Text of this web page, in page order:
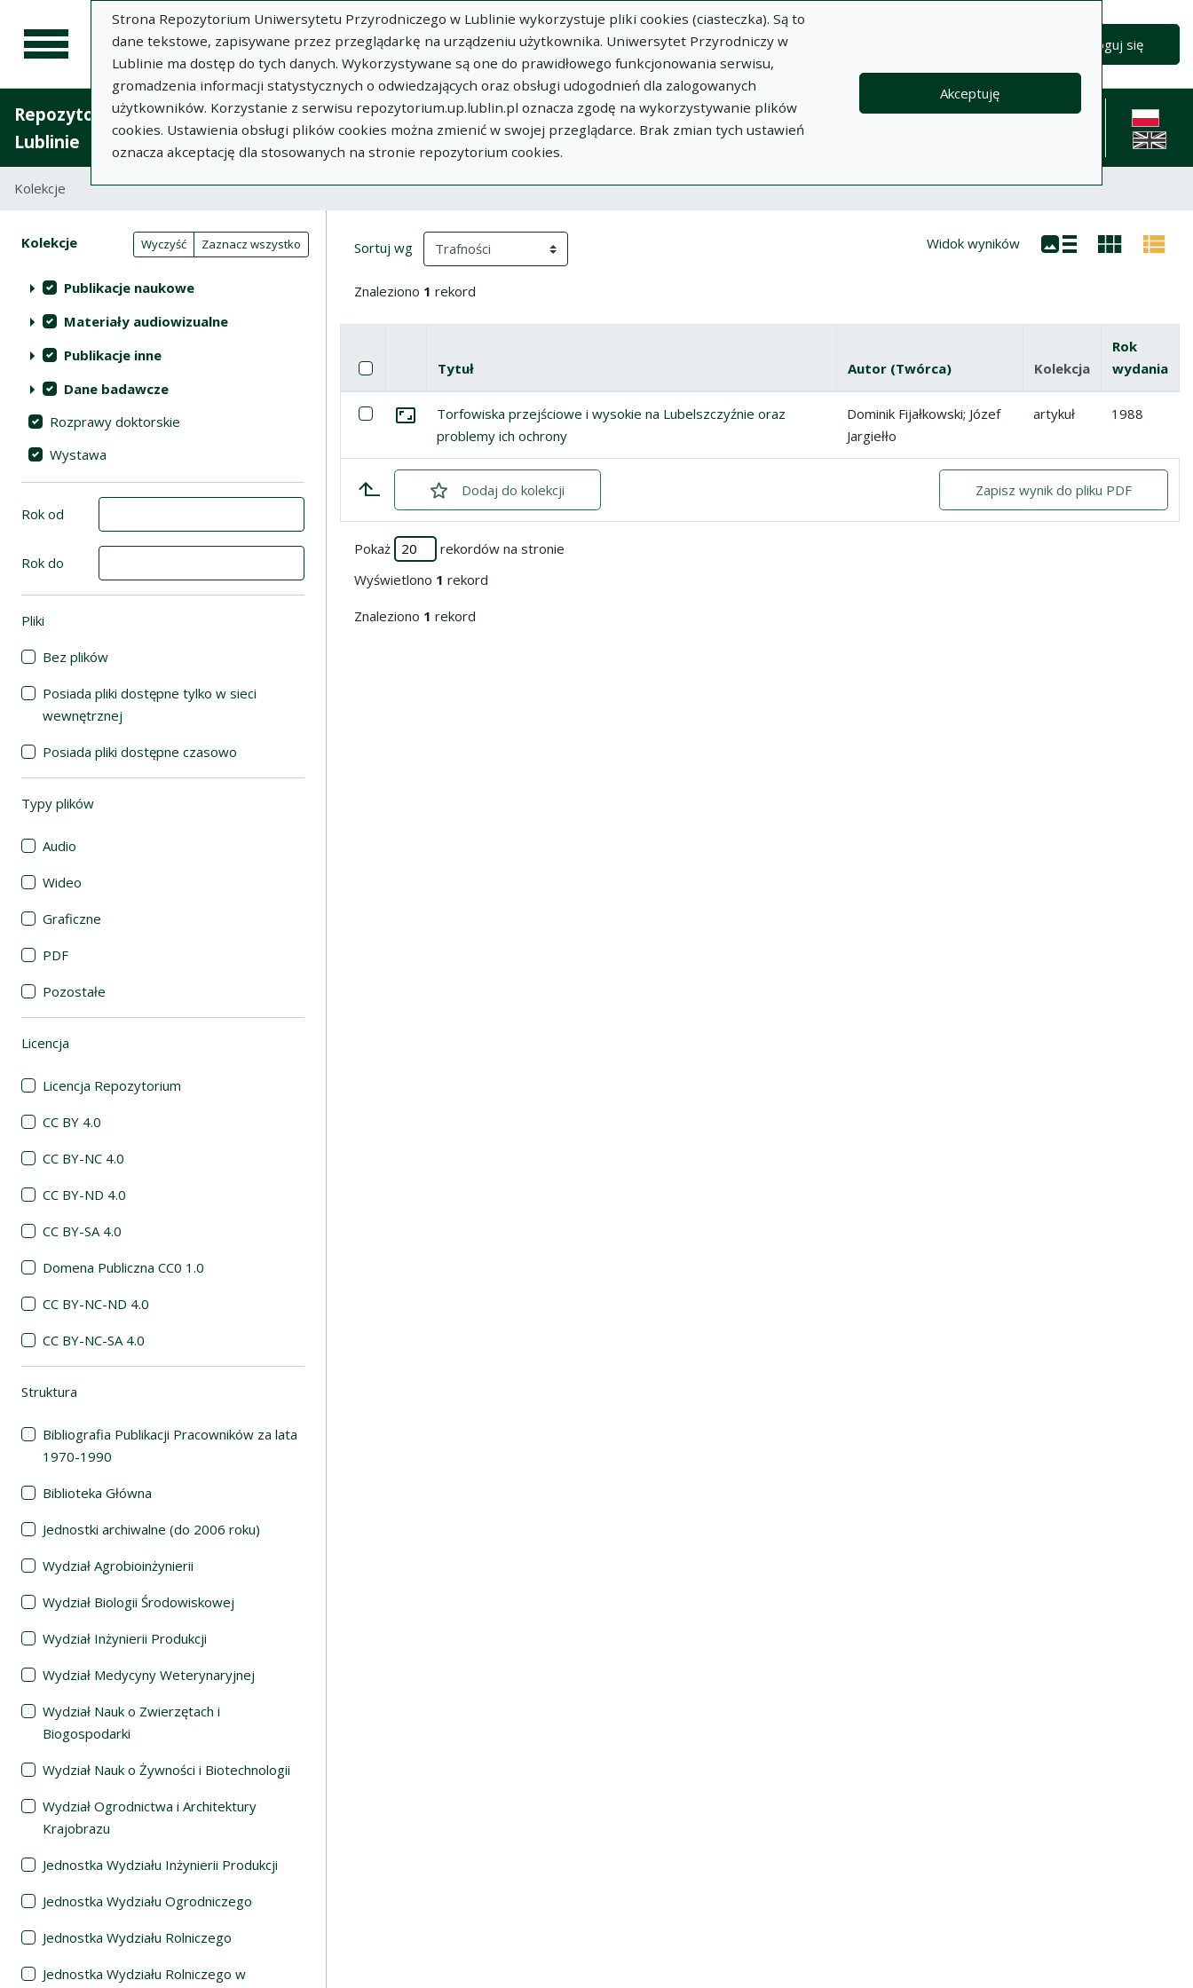
Strona Repozytorium Uniwersytetu Przyrodniczego w Lublinie wykorzystuje pliki cookies (ciasteczka). Są to
dane tekstowe, zapisywane przez przeglądarkę na urządzeniu użytkownika. Uniwersytet Przyrodniczy w
Lublinie ma dostęp do tych danych. Wykorzystywane są one do prawidłowego funkcjonowania serwisu,
gromadzenia informacji statystycznych o odwiedzających oraz obsługi udogodnień dla zalogowanych
użytkowników. Korzystanie z serwisu repozytorium.up.lublin.pl oznacza zgodę na wykorzystywanie plików
cookies. Ustawienia obsługi plików cookies można zmienić w swojej przeglądarce. Brak zmian tych ustawień
oznacza akceptację dla stosowanych na stronie repozytorium cookies.
Akceptuję
Zaloguj się
Repozytorium Uniwersytetu Przyrodniczego w
Lublinie
Dodaj
publikację
O
Repozytorium
Dokumenty Informacje Pomoc
Polityka
Kontakt
English
Kolekcje
Tabela wyników wyszukiwania
Filtry wyszukiwania (automatyczne przeładowanie treści)
Akcje na kolekcjach Wyczyść Zaznacz wszystko
Kolekcje (automatyczne przeładowanie treści)
Publikacje naukowe
Materiały audiowizualne
Publikacje inne
Dane badawcze
Rozprawy doktorskie
Wystawa
Rok od
Rok do
Pliki
Bez plików
Posiada pliki dostępne tylko w sieci
wewnętrznej
Posiada pliki dostępne czasowo
Typy plików
Audio
Wideo
Graficzne
PDF
Pozostałe
Licencja
Licencja Repozytorium
CC BY 4.0
CC BY-NC 4.0
CC BY-ND 4.0
CC BY-SA 4.0
Domena Publiczna CC0 1.0
CC BY-NC-ND 4.0
CC BY-NC-SA 4.0
Struktura
Bibliografia Publikacji Pracowników za lata
1970-1990
Biblioteka Główna
Jednostki archiwalne (do 2006 roku)
Wydział Agrobioinżynierii
Wydział Biologii Środowiskowej
Wydział Inżynierii Produkcji
Wydział Medycyny Weterynaryjnej
Wydział Nauk o Zwierzętach i
Biogospodarki
Wydział Nauk o Żywności i Biotechnologii
Wydział Ogrodnictwa i Architektury
Krajobrazu
Jednostka Wydziału Inżynierii Produkcji
Jednostka Wydziału Ogrodniczego
Jednostka Wydziału Rolniczego
Jednostka Wydziału Rolniczego w
Wyniki wyszukiwania
Sortuj wg (automatyczne przeładowanie treści) Widok wyników
Znaleziono 1 rekord
Lista pozycji
Pole wyboru
Zaznacz wszystkie pozycje
Miniatura
Tytuł Autor (Twórca) Kolekcja
Rok
wydania
Zaznacz: Torfowiska przejściowe i wysokie na Lubelszczyźnie oraz problemy ich ochrony
Przejdź do zbioru
Torfowiska przejściowe i wysokie na Lubelszczyźnie oraz
problemy ich ochrony
Dominik Fijałkowski; Józef
Jargiełło
artykuł 1988
Dodajzaznaczone
do kolekcji Zapisz wynik do pliku PDF
Pokaż
rekordów na stronie
Wyświetlono 1 rekord
Znaleziono 1 rekord